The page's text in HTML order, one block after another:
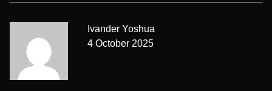
Ivander Yoshua
4 October 2025